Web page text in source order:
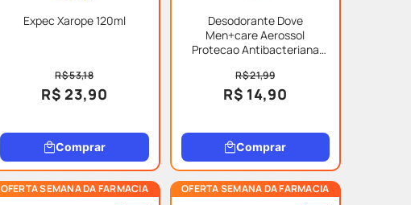
Expec Xarope 120ml
R$ 53,18
R$ 23,90
Comprar
Desodorante Dove
Men+care Aerossol
Protecao Antibacteriana
R$ 21,99
R$ 14,90
Comprar
OFERTA SEMANA DA FARMACIA OFERTA SEMANA DA FARMACIA